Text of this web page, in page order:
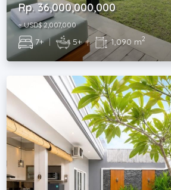
Rp. 36,000,000,000
~ USD$ 2,007,000
7+ | 5+ | 1,090 m2